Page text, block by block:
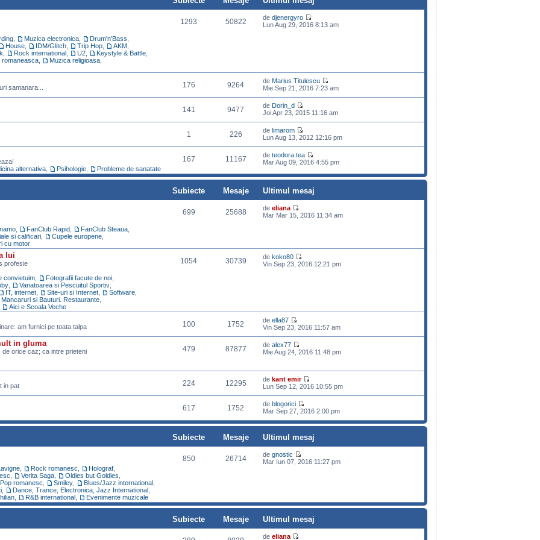
Muzica electronica Drum'n'Bass
House
IDM/Glitch Trip Hop AKM
Rock international U2 Keystyle & Battle
romaneasca
Muzica religioasa
1293 50822 de djenergyro
Lun Aug 29, 2016 8:13 am
samanara... 176 9264 de Marius Titulescu
Mie Sep 21, 2016 7:23 am
141 9477 de Dorin_d
Joi Apr 23, 2015 11:16 am
1 226 de limarom
Lun Aug 13, 2012 12:16 pm
alternativa
Psihologie Probleme de sanatate
167 11167 de teodora.tea
Mar Aug 09, 2016 4:55 pm
Subiecte Mesaje Ultimul mesaj
FanClub Rapid FanClub Steaua
si calificari
Cupele europene
cu motor
699 25688 de eliana
Mar Mar 15, 2016 11:34 am
lui
profesie
convietuim
Fotografii facute de noi
Vanatoarea si Pescuitul Sportiv
IT, internet
Site-uri si Internet Software
Mancaruri si Bauturi. Restaurante
Aici e Scoala Veche
1054 30739 de koko80
Vin Sep 23, 2016 12:21 pm
am furnici pe toata talpa 100 1752 de ella87
Vin Sep 23, 2016 11:57 am
in gluma
orice caz; ca intre prieteni 479 87877 de alex77
Mie Aug 24, 2016 11:48 pm
in pat 224 12295 de kant emir
Lun Sep 12, 2016 10:55 pm
617 1752 de blogorici
Mar Sep 27, 2016 2:00 pm
Subiecte Mesaje Ultimul mesaj
Rock romanesc Holograf
Verita Saga Oldies but Goldies
Pop romanesc
Smiley Blues/Jazz international
Dance, Trance, Electronica, Jazz International
R&B international Evenimente muzicale
850 26714 de gnostic
Mar Iun 07, 2016 11:27 pm
Subiecte Mesaje Ultimul mesaj
de eliana